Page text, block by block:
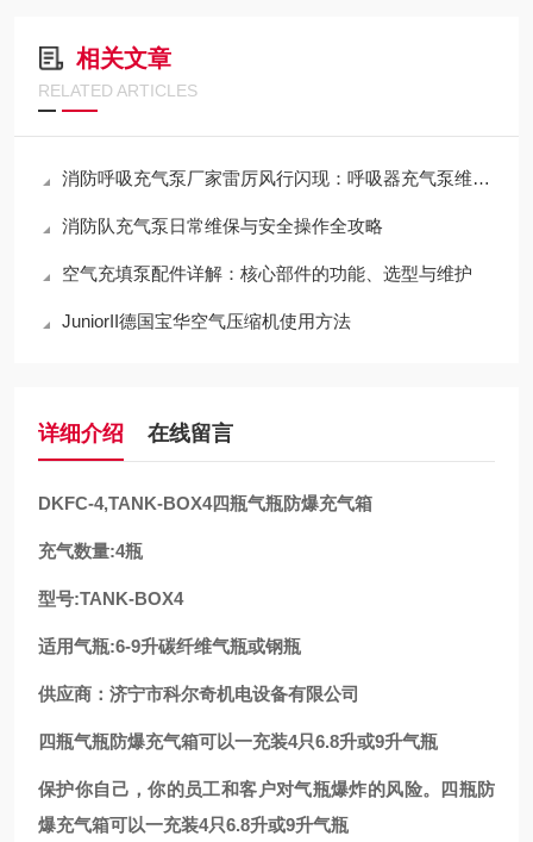
相关文章
RELATED ARTICLES
消防呼吸充气泵厂家雷厉风行闪现：呼吸器充气泵维保机构
消防队充气泵日常维保与安全操作全攻略
空气充填泵配件详解：核心部件的功能、选型与维护
JuniorII德国宝华空气压缩机使用方法
详细介绍 在线留言
DKFC-4,TANK-BOX4四瓶气瓶防爆充气箱
充气数量:4瓶
型号:TANK-BOX4
适用气瓶:6-9升碳纤维气瓶或钢瓶
供应商：济宁市科尔奇机电设备有限公司
四瓶气瓶防爆充气箱可以一充装4只6.8升或9升气瓶
保护你自己，你的员工和客户对气瓶爆炸的风险。四瓶防
爆充气箱可以一充装4只6.8升或9升气瓶